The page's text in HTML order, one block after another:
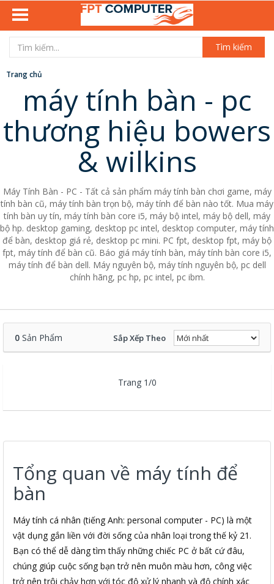
Tìm kiếm
Trang chủ
máy tính bàn - pc
thương hiệu bowers
& wilkins
Máy Tính Bàn - PC - Tất cả sản phẩm máy tính bàn chơi game, máy
tính bàn cũ, máy tính bàn trọn bộ, máy tính để bàn nào tốt. Mua máy
tính bàn uy tín, máy tính bàn core i5, máy bộ intel, máy bộ dell, máy
bộ hp. desktop gaming, desktop pc intel, desktop computer, máy tính
để bàn, desktop giá rẻ, desktop pc mini. PC fpt, desktop fpt, máy bộ
fpt, máy tính để bàn cũ. Báo giá máy tính bàn, máy tính bàn core i5,
máy tính để bàn dell. Máy nguyên bộ, máy tính nguyên bộ, pc dell
chính hãng, pc hp, pc intel, pc ibm.
0 Sản Phẩm Sắp Xếp Theo
Trang 1/0
Tổng quan về máy tính để
bàn
Máy tính cá nhân (tiếng Anh: personal computer - PC) là một
vật dụng gắn liền với đời sống của nhân loại trong thế kỷ 21.
Bạn có thể dễ dàng tìm thấy những chiếc PC ở bất cứ đâu,
chúng giúp cuộc sống bạn trở nên muôn màu hơn, công việc
trở nên trôi chảy hơn với tóc độ xử lý nhanh và độ chính xác